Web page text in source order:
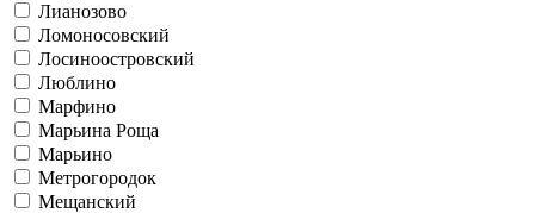
Лианозово
Ломоносовский
Лосиноостровский
Люблино
Марфино
Марьина Роща
Марьино
Метрогородок
Мещанский